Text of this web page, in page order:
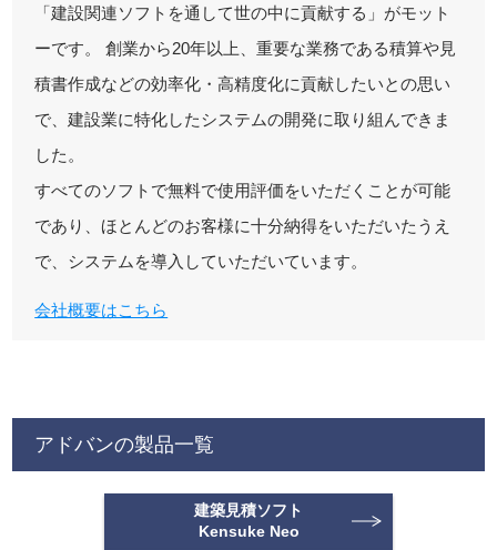
「建設関連ソフトを通して世の中に貢献する」がモット
ーです。 創業から20年以上、重要な業務である積算や見
積書作成などの効率化・高精度化に貢献したいとの思い
で、建設業に特化したシステムの開発に取り組んできま
した。
すべてのソフトで無料で使用評価をいただくことが可能
であり、ほとんどのお客様に十分納得をいただいたうえ
で、システムを導入していただいています。
会社概要はこちら
アドバンの製品一覧
建築見積ソフト
Kensuke Neo